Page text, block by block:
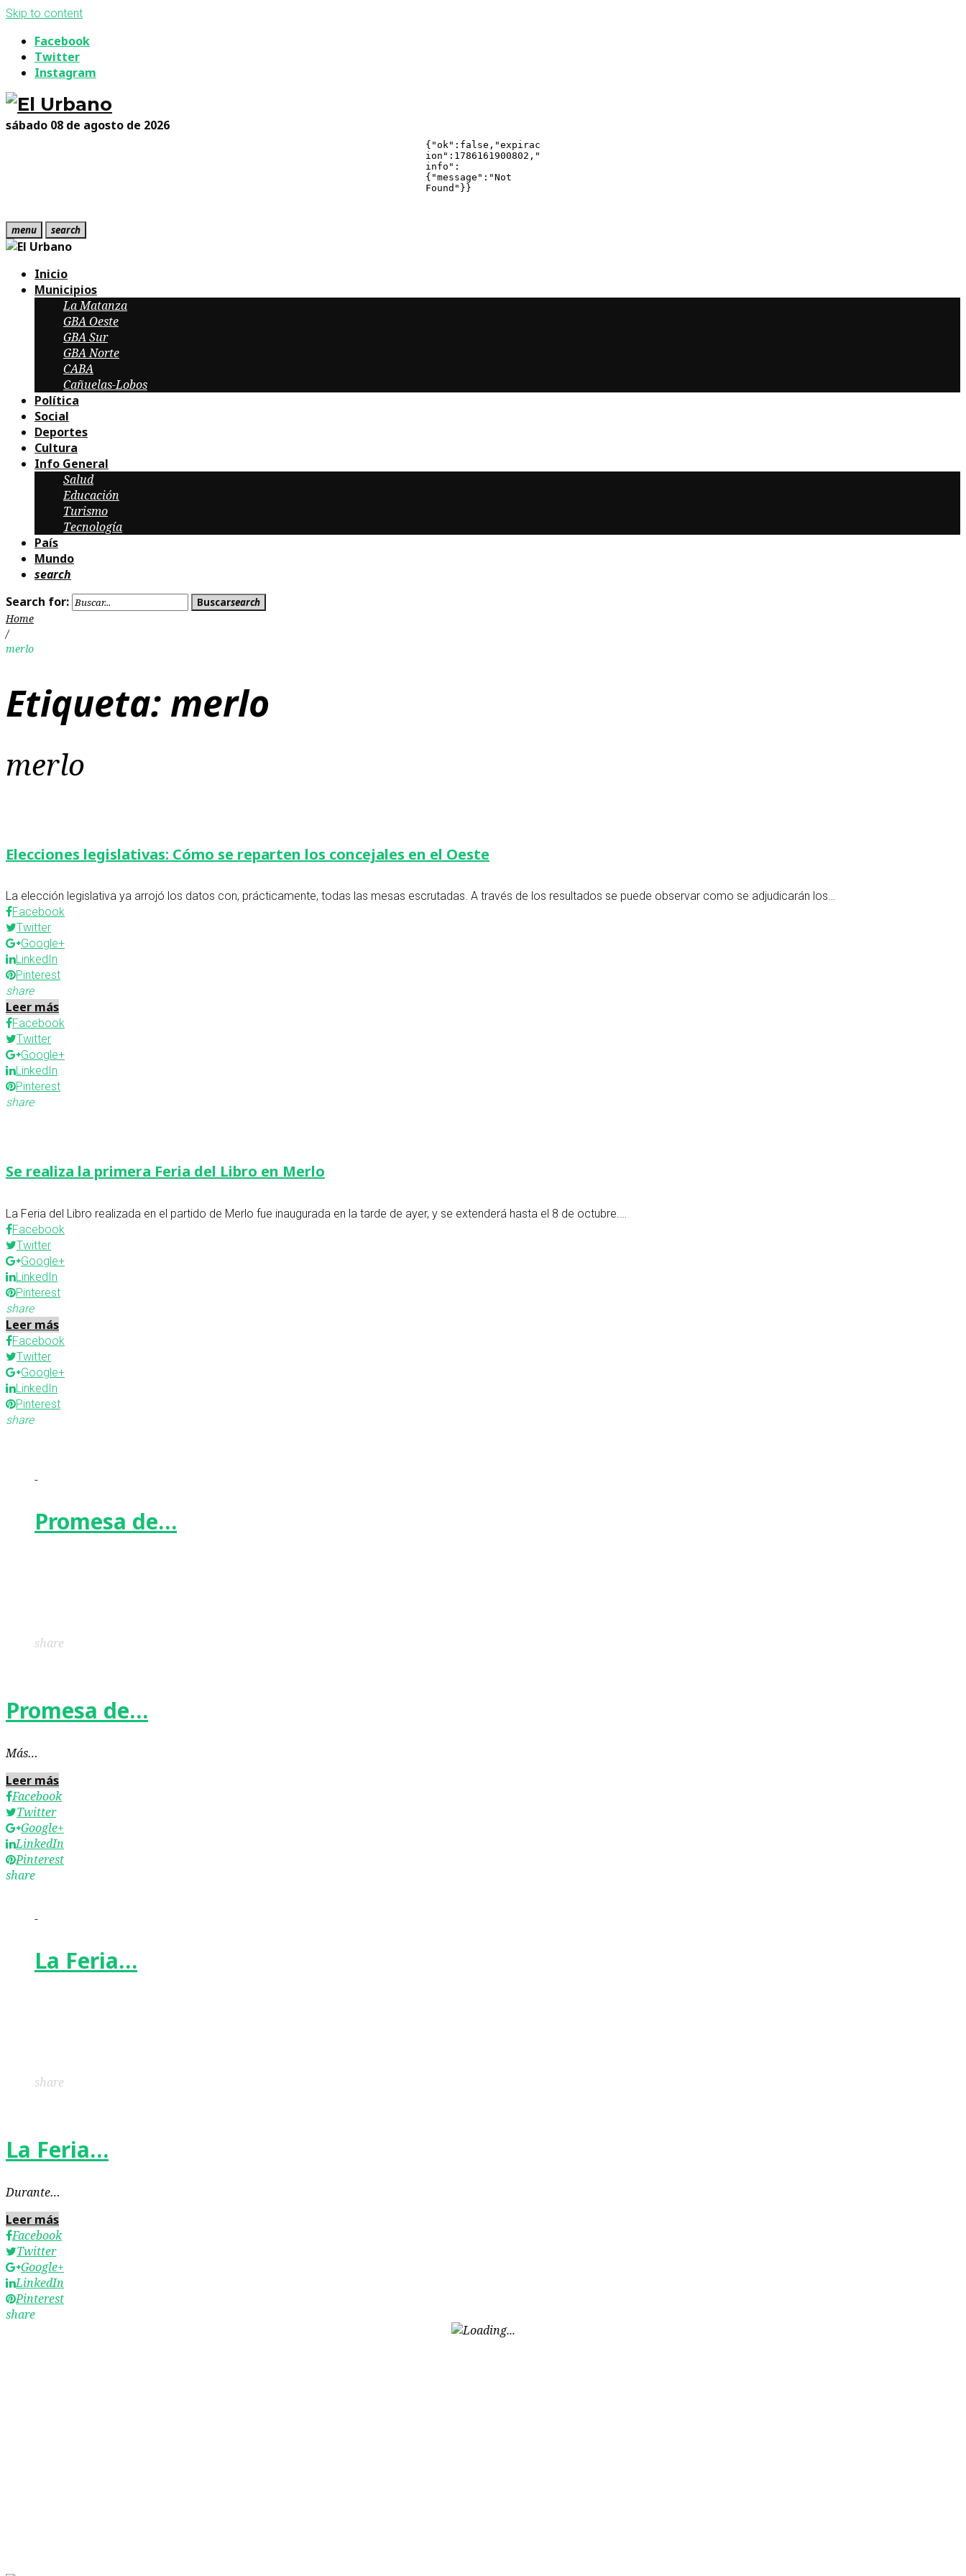
Skip to content
Facebook
Twitter
Instagram
sábado 08 de agosto de 2026
menu search
Inicio
Municipios
La Matanza
GBA Oeste
GBA Sur
GBA Norte
CABA
Cañuelas-Lobos
Política
Social
Deportes
Cultura
Info General
Salud
Educación
Turismo
Tecnología
País
Mundo
search
Search for:
Buscarsearch
Home
/
merlo
Etiqueta: merlo
merlo
Elecciones legislativas: Cómo se reparten los concejales en el Oeste
La elección legislativa ya arrojó los datos con, prácticamente, todas las mesas escrutadas. A través de los resultados se puede observar como se adjudicarán los…
Facebook
Twitter
Google+
LinkedIn
Pinterest
share
Leer más
Facebook
Twitter
Google+
LinkedIn
Pinterest
share
Se realiza la primera Feria del Libro en Merlo
La Feria del Libro realizada en el partido de Merlo fue inaugurada en la tarde de ayer, y se extenderá hasta el 8 de octubre.…
Facebook
Twitter
Google+
LinkedIn
Pinterest
share
Leer más
Facebook
Twitter
Google+
LinkedIn
Pinterest
share
-
Promesa de…
share
Promesa de…
Más…
Leer más
Facebook
Twitter
Google+
LinkedIn
Pinterest
share
-
La Feria…
share
La Feria…
Durante…
Leer más
Facebook
Twitter
Google+
LinkedIn
Pinterest
share